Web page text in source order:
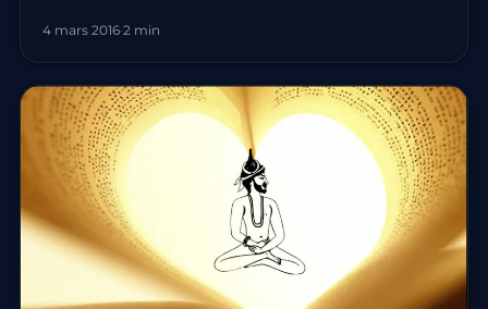
4 mars 2016·2 min